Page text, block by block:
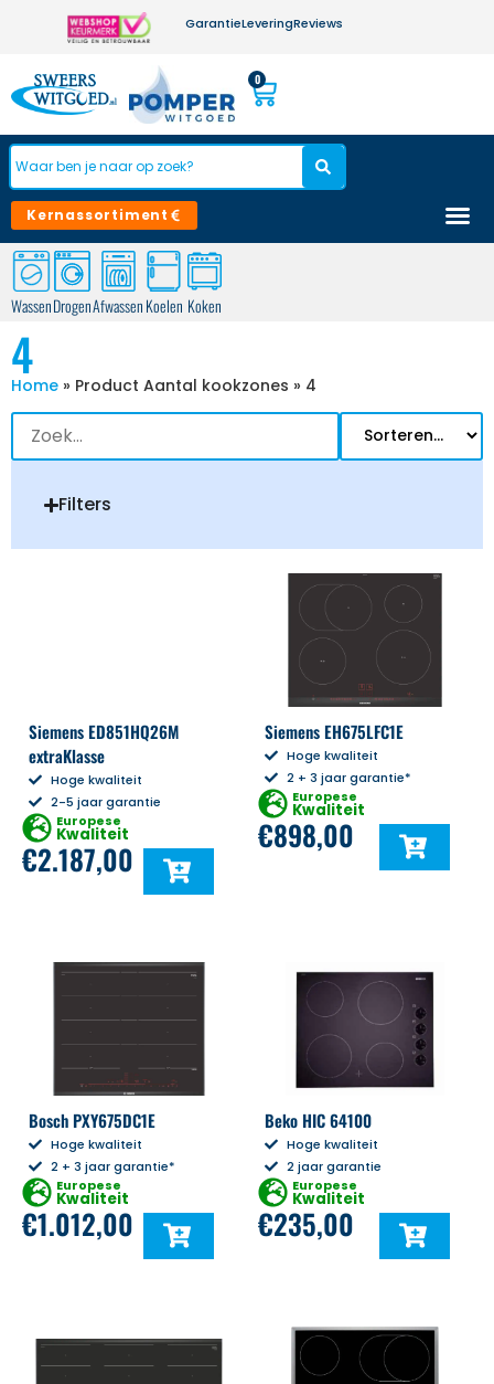
GarantieLeveringReviews
0
Kernassortiment
WassenDrogenAfwassenKoelen Koken
Filters
4
Home » Product Aantal kookzones » 4
Siemens ED851HQ26M
extraKlasse
Hoge kwaliteit
2-5 jaar garantie
Europese
Kwaliteit
€2.187,00
Siemens EH675LFC1E
Hoge kwaliteit
2 + 3 jaar garantie*
Europese
Kwaliteit
€898,00
Bosch PXY675DC1E
Hoge kwaliteit
2 + 3 jaar garantie*
Europese
Kwaliteit
€1.012,00
Beko HIC 64100
Hoge kwaliteit
2 jaar garantie
Europese
Kwaliteit
€235,00